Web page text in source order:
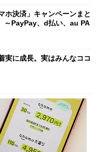
ホ決済」キャンペーンまと
～PayPay、d払い、au PA
実に成長。実はみんなココ